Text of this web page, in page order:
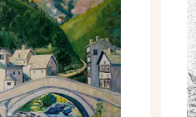
Milano.
Milano.
(VC), con il